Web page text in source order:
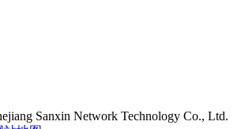
Sanxin Network Technology Co., Ltd.